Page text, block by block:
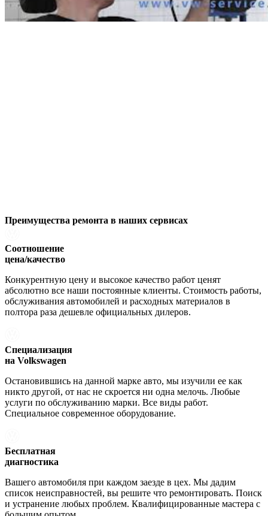
Преимущества ремонта в наших сервисах
Соотношение
цена/качество
Конкурентную цену и высокое качество работ ценят
абсолютно все наши постоянные клиенты. Стоимость работы,
обслуживания автомобилей и расходных материалов в
полтора раза дешевле официальных дилеров.
Специализация
на Volkswagen
Остановившись на данной марке авто, мы изучили ее как
никто другой, от нас не скроется ни одна мелочь. Любые
услуги по обслуживанию марки. Все виды работ.
Специальное современное оборудование.
Бесплатная
диагностика
Вашего автомобиля при каждом заезде в цех. Мы дадим
список неисправностей, вы решите что ремонтировать. Поиск
и устранение любых проблем. Квалифицированные мастера с